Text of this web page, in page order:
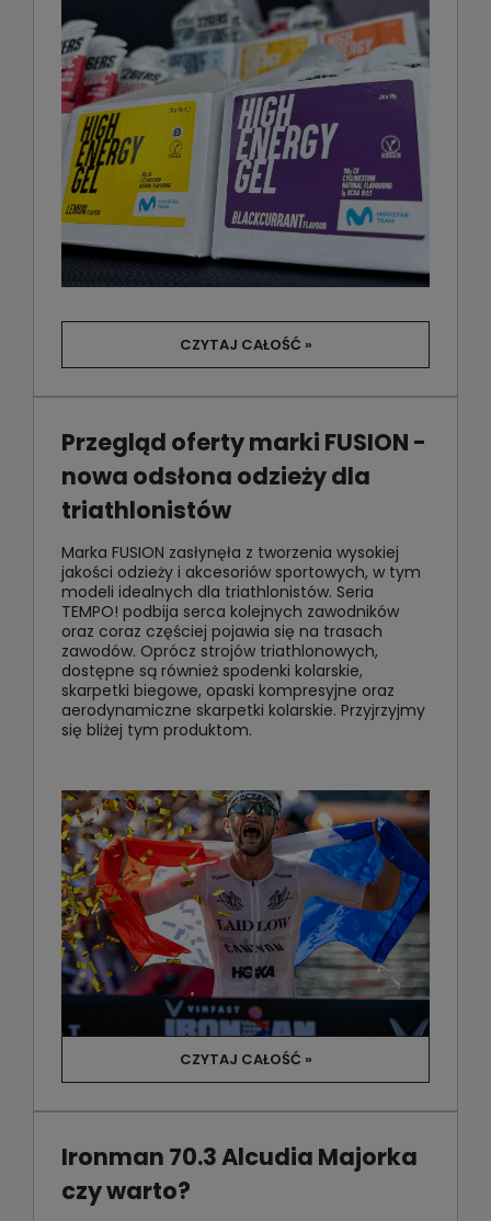
CZYTAJ CAŁOŚĆ »
Przegląd oferty marki FUSION -
nowa odsłona odzieży dla
triathlonistów
Marka FUSION zasłynęła z tworzenia wysokiej
jakości odzieży i akcesoriów sportowych, w tym
modeli idealnych dla triathlonistów. Seria
TEMPO! podbija serca kolejnych zawodników
oraz coraz częściej pojawia się na trasach
zawodów. Oprócz strojów triathlonowych,
dostępne są również spodenki kolarskie,
skarpetki biegowe, opaski kompresyjne oraz
aerodynamiczne skarpetki kolarskie. Przyjrzyjmy
się bliżej tym produktom.
CZYTAJ CAŁOŚĆ »
Ironman 70.3 Alcudia Majorka
czy warto?